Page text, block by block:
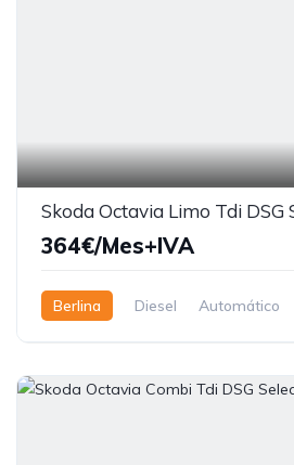
Skoda Octavia Limo Tdi DSG
364€/Mes+IVA
Berlina Diesel Automático